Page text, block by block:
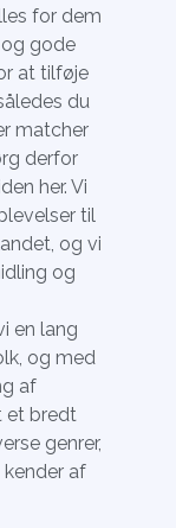
for dem
og gode
at tilføje
du
matcher
derfor
her. Vi
til
og vi
og
en lang
og med
af
et bredt
genrer,
kender af